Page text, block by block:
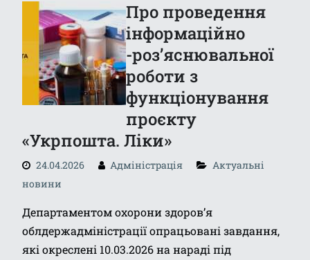
Про проведення
інформаційно
-роз’яснювальної
роботи з
функціонування
проєкту
«Укрпошта. Ліки»
24.04.2026 Адміністрація
Актуальні
новини
Департаментом охорони здоров’я
облдержадміністрації опрацьовані завдання,
які окреслені 10.03.2026 на нараді під